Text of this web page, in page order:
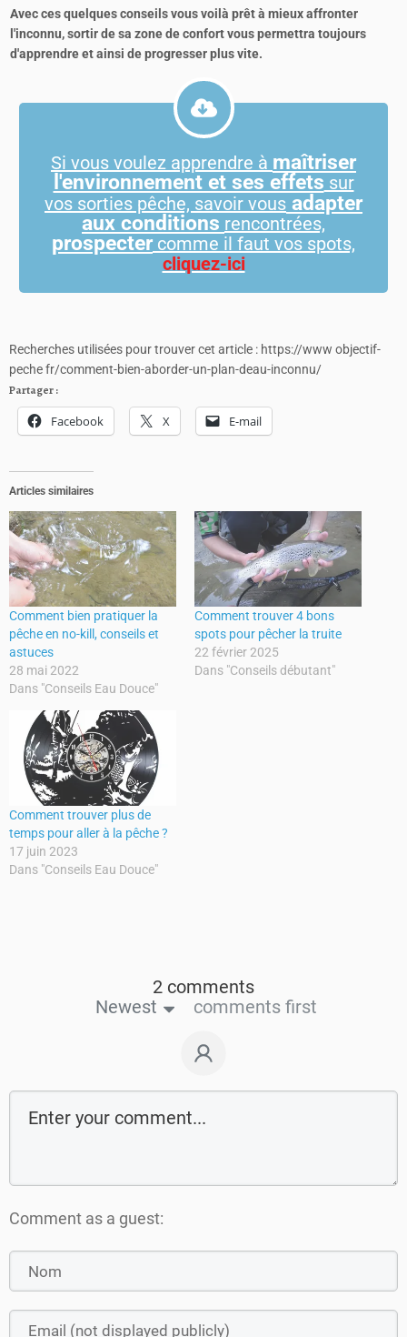
Avec ces quelques conseils vous voilà prêt à mieux affronter
l'inconnu, sortir de sa zone de confort vous permettra toujours
d'apprendre et ainsi de progresser plus vite.
Si vous voulez apprendre à maîtriser
l'environnement et ses effets sur
vos sorties pêche, savoir vous adapter
aux conditions rencontrées,
prospecter comme il faut vos spots,
cliquez-ici
Recherches utilisées pour trouver cet article : https://www objectif-
peche fr/comment-bien-aborder-un-plan-deau-inconnu/
Partager :
Facebook X E-mail
Articles similaires
Comment bien pratiquer la
pêche en no-kill, conseils et
astuces
28 mai 2022
Dans "Conseils Eau Douce"
Comment trouver 4 bons
spots pour pêcher la truite
22 février 2025
Dans "Conseils débutant"
Comment trouver plus de
temps pour aller à la pêche ?
17 juin 2023
Dans "Conseils Eau Douce"
2 comments
Newest
comments first
Comment as a guest: